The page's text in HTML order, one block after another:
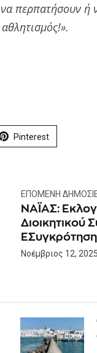
να περπατήσουν ή
Pinterest
ΕΠΌΜΕΝΗ
ΝΑΪΑΣ:
Διοικητικού
Νοέμβριος 12, 2025